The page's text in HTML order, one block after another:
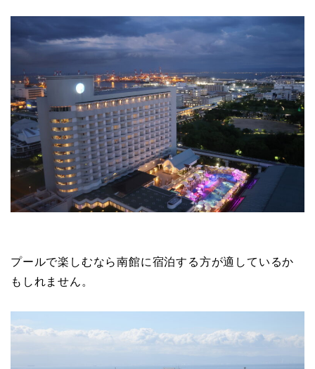
プールで楽しむなら南館に宿泊する方が適しているか
もしれません。